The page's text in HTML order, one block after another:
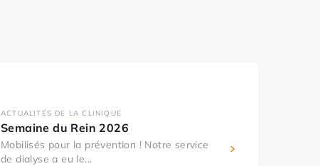
ACTUALITÉS DE LA CLINIQUE
Semaine du Rein 2026
Mobilisés pour la prévention ! Notre service
de dialyse a eu le...